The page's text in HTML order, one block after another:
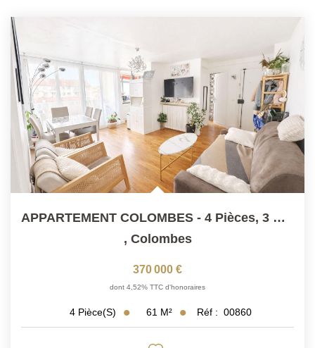
APPARTEMENT COLOMBES - 4 Pièces, 3 Chambres
, Colombes
370 000 €
dont 4,52% TTC d'honoraires
4 Pièce(s) 61 M² Réf : 00860